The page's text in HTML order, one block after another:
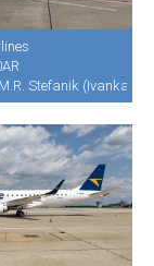
Stefanik (Ivanka)